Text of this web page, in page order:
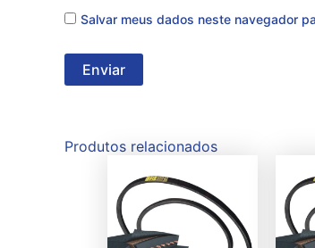
Salvar meus dados neste navegador
Produtos relacionados